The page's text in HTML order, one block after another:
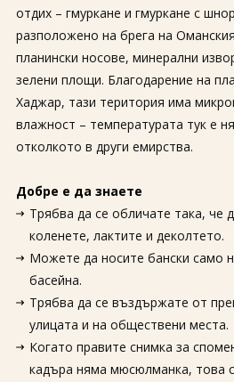
отдих – гмуркане и гмуркане с
разположено на брега на
планински носове, минерални
зелени площи. Благодарение на
Хаджар, тази територия има
влажност – температурата тук е
отколкото в други емирства.
Добре е да знаете
Трябва да се обличате така, че
коленете, лактите и деколтето.
Можете да носите бански само
басейна.
Трябва да се въздържате от
улицата и на обществени места.
Когато правите снимка за
кадъра няма мюсюлманка, това